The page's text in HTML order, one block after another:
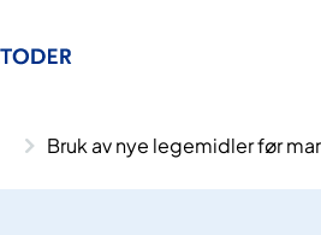
Bruk av nye legemidler før